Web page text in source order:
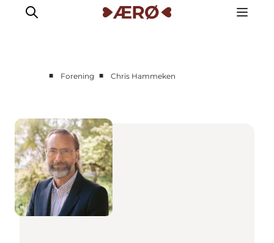
■ Forening ■ Chris Hammeken